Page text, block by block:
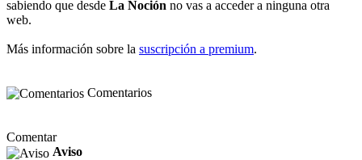
sabiendo que desde La Noción no vas a acceder a ninguna otra
web.
Más información sobre la suscripción a premium.
Comentarios
Comentar
Aviso